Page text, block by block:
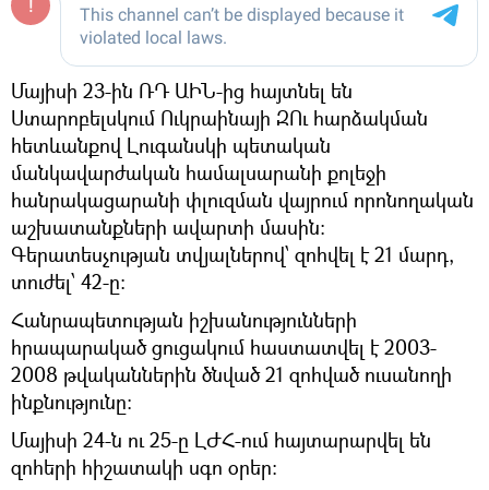
Մայիսի 23-ին ՌԴ ԱԻՆ-ից հայտնել են
Ստարոբելսկում Ուկրաինայի ԶՈւ հարձակման
հետևանքով Լուգանսկի պետական
մանկավարժական համալսարանի քոլեջի
հանրակացարանի փլուզման վայրում որոնողական
աշխատանքների ավարտի մասին։
Գերատեսչության տվյալներով՝ զոհվել է 21 մարդ,
տուժել՝ 42-ը։
Հանրապետության իշխանությունների
հրապարակած ցուցակում հաստատվել է 2003-
2008 թվականներին ծնված 21 զոհված ուսանողի
ինքնությունը։
Մայիսի 24-ն ու 25-ը ԼԺՀ-ում հայտարարվել են
զոհերի հիշատակի սգո օրեր։